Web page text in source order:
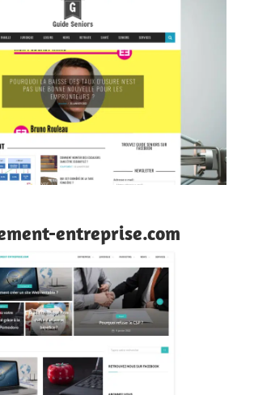
entreprise.com